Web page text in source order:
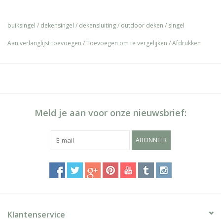
buiksingel / dekensingel / dekensluiting/ outdoor deken / singel
Aan verlanglijst toevoegen /Toevoegen om te vergelijken /Afdrukken
Meld je aan voor onze nieuwsbrief:
ABONNEER
Klantenservice